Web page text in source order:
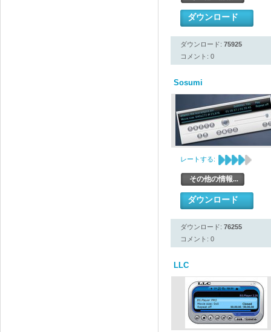
ダウンロード
ダウンロード: 75925
コメント: 0
Sosumi
レートする:
その他の情報...
ダウンロード
ダウンロード: 76255
コメント: 0
LLC